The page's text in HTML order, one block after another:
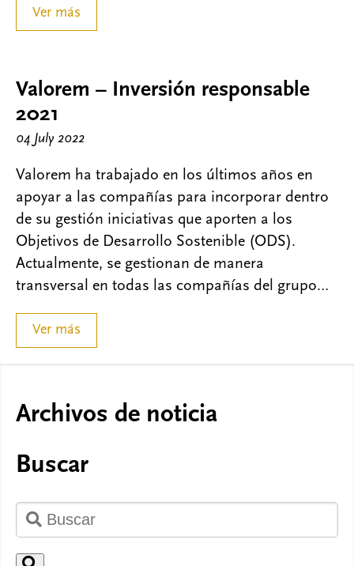
Ver más
Valorem – Inversión responsable
2021
04 July 2022
Valorem ha trabajado en los últimos años en
apoyar a las compañías para incorporar dentro
de su gestión iniciativas que aporten a los
Objetivos de Desarrollo Sostenible (ODS).
Actualmente, se gestionan de manera
transversal en todas las compañías del grupo…
Ver más
Archivos de noticia
Buscar